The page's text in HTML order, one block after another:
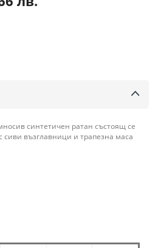
синтетичен ратан състоящ се
сиви възглавници и трапезна маса